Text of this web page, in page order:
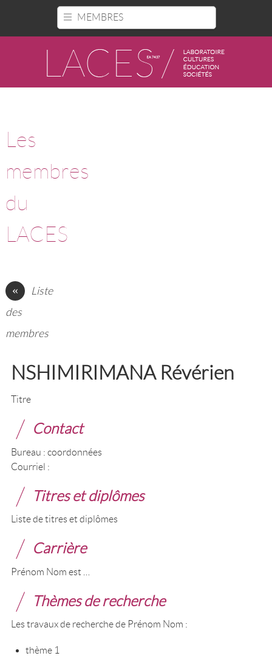
Panneau de gestion des cookies
MEMBRES
Les
membres
du
LACES
«
Liste
des
membres
NSHIMIRIMANA Révérien
Titre
Contact
Bureau : coordonnées
Courriel :
Titres et diplômes
Liste de titres et diplômes
Carrière
Prénom Nom est …
Thèmes de recherche
Les travaux de recherche de Prénom Nom :
thème 1